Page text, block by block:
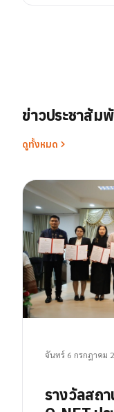
ข่าวประชาสัม
ดูทั้งหมด
จันทร์ 6 กรกฎาคม
รางวัลสถ